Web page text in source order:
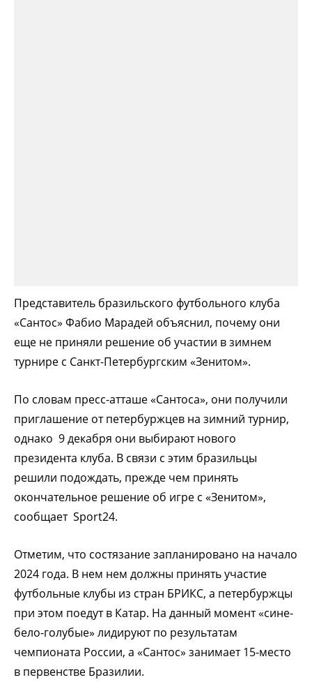
Представитель бразильского футбольного клуба
«Сантос» Фабио Марадей объяснил, почему они
еще не приняли решение об участии в зимнем
турнире с Санкт-Петербургским «Зенитом».
По словам пресс-атташе «Сантоса», они получили
приглашение от петербуржцев на зимний турнир,
однако 9 декабря они выбирают нового
президента клуба. В связи с этим бразильцы
решили подождать, прежде чем принять
окончательное решение об игре с «Зенитом»,
сообщает Sport24.
Отметим, что состязание запланировано на начало
2024 года. В нем нем должны принять участие
футбольные клубы из стран БРИКС, а петербуржцы
при этом поедут в Катар. На данный момент «сине-
бело-голубые» лидируют по результатам
чемпионата России, а «Сантос» занимает 15-место
в первенстве Бразилии.